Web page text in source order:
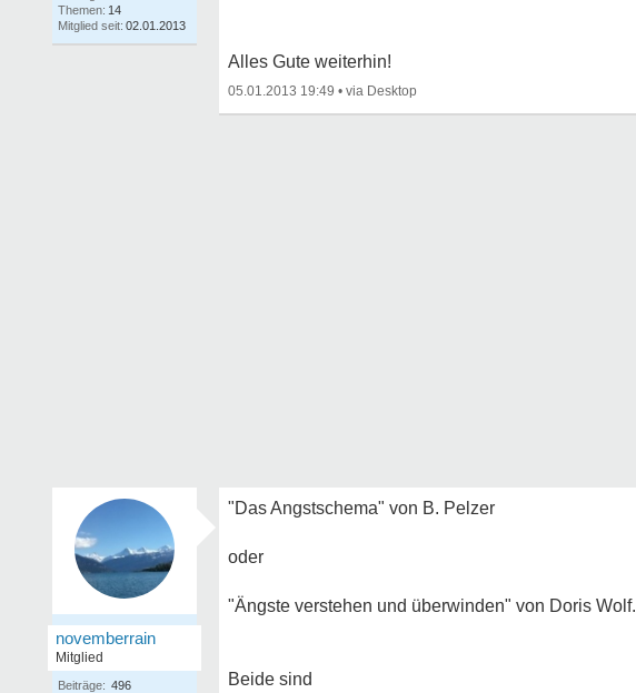
Themen: 14
Mitglied seit: 02.01.2013
Alles Gute weiterhin!
05.01.2013 19:49 •
novemberrain
Mitglied
Beiträge: 496
"Das Angstschema" von B. Pelzer
oder
"Ängste verstehen und überwinden" von Doris Wolf.
Beide sind